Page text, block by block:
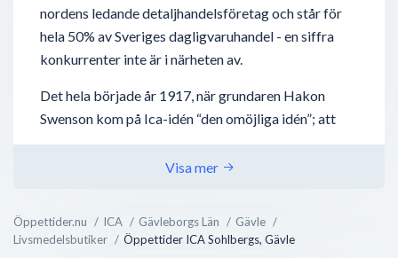
Öppettider.nu ICA Gävleborgs Län
Gävle
Livsmedelsbutiker
Öppettider ICA Sohlbergs, Gävle
nordens ledande detaljhandelsföretag och står för
hela 50% av Sveriges dagligvaruhandel - en siffra
konkurrenter inte är i närheten av.
Det hela började år 1917, när grundaren Hakon
Swenson kom på Ica-idén “den omöjliga idén”; att
låta småhandlare fortsätta med deras verksamheter
- men ta nytta av vad en stor verksamhet kan bidra
handlarägda grossistföretag bildades
Visa mer